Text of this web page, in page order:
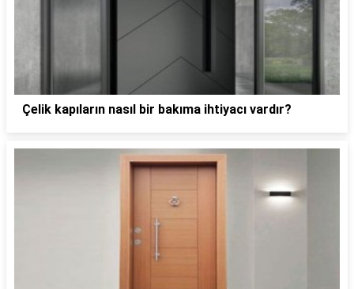
Çelik kapıların nasıl bir bakıma ihtiyacı vardır?